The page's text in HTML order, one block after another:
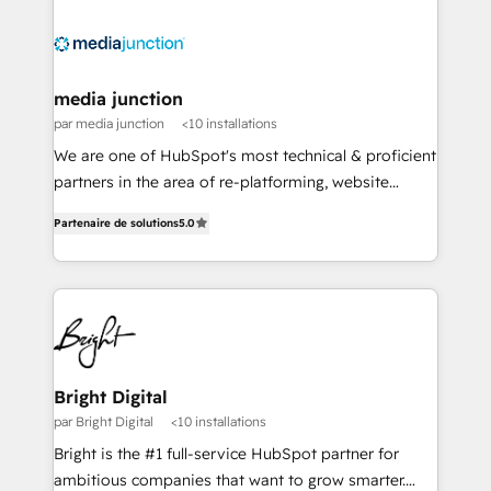
requirement). ✔️Helped over 25,000+ customers so
far with our HubSpot solutions. ✔️Bespoke apps &
media junction
par media junction <10 installations
We are one of HubSpot's most technical & proficient
partners in the area of re-platforming, website
implementations for mid-market & enterprise
companies. We are woman-owned, powered by
coffee, and we ❤️ dogs. We produce award-winning
work for our clients. 🏆2023 Technical Expertise
Impact Award 🏆2022 Technical Expertise Impact
Award 🏆2022 Platform Migration Excellence Impact
Award 🏆2020 Elite Solutions Partner 🏆2019
Integrations HubSpot Impact Award 🏆2019
Marketing Enablement HubSpot Impact Award 🏆
2018 Website Design HubSpot Impact Award 🏆2017
Partenaire de solutions5.0
Bright Digital
par Bright Digital <10 installations
Bright is the #1 full-service HubSpot partner for
ambitious companies that want to grow smarter.